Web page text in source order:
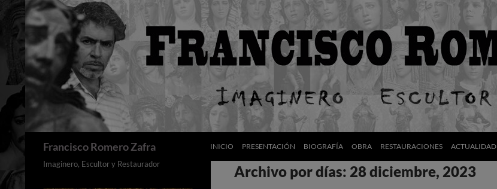
Saltar
contenido
Francisco Romero Zafra INICIO PRESENTACIÓN BIOGRAFÍA OBRA RESTAURACIONES ACTUALIDAD
Archivo por días: 28 diciembre, 2023
Imaginero, Escultor y Restaurador